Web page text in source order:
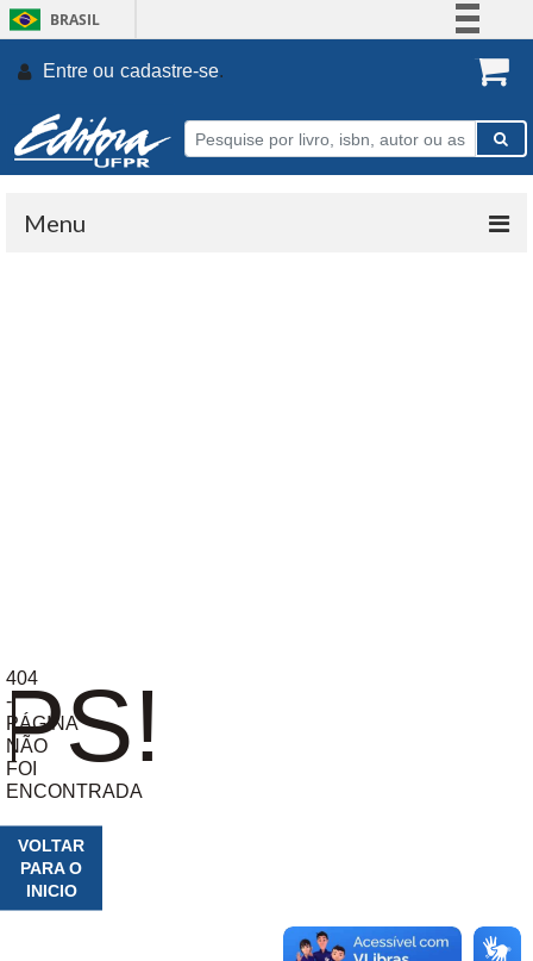
BRASIL
Participe
Entre ou cadastre-se.
Menu
404
-
PÁGINA
NÃO
FOI
ENCONTRADA
VOLTAR
PARA O
INICIO